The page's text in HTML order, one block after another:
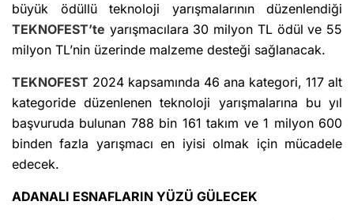
büyük ödüllü teknoloji yarışmalarının düzenlendiği
TEKNOFEST’te yarışmacılara 30 milyon TL ödül ve 55
milyon TL’nin üzerinde malzeme desteği sağlanacak.
TEKNOFEST 2024 kapsamında 46 ana kategori, 117 alt
kategoride düzenlenen teknoloji yarışmalarına bu yıl
başvuruda bulunan 788 bin 161 takım ve 1 milyon 600
binden fazla yarışmacı en iyisi olmak için mücadele
edecek.
ADANALI ESNAFLARIN YÜZÜ GÜLECEK